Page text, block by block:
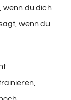
wenn du dich
wenn du